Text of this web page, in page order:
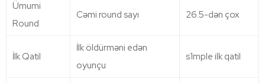
Ümumi
Round
Cəmi round sayı 26.5-dən çox
İlk Qatil
İlk öldürməni edən
oyunçu
s1mple ilk qatil